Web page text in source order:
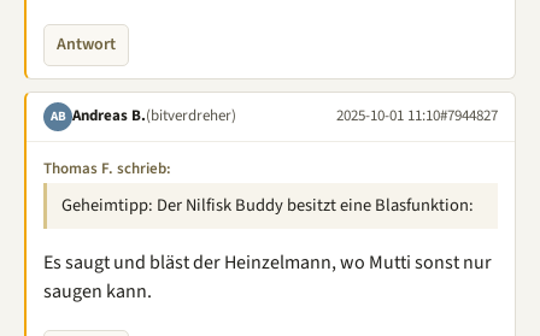
Antwort
AB Andreas B.(bitverdreher) 2025-10-01 11:10#7944827
Thomas F. schrieb:
Geheimtipp: Der Nilfisk Buddy besitzt eine Blasfunktion:
Es saugt und bläst der Heinzelmann, wo Mutti sonst nur
saugen kann.